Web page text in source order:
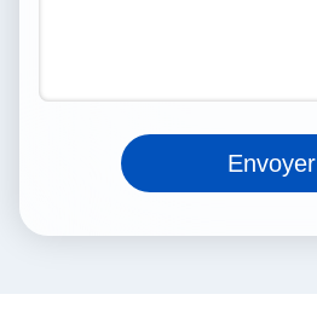
Envoyer